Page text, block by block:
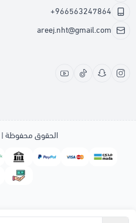
+966563247864
areej.nht@gmail.com
الحقوق محفوظة | 2026